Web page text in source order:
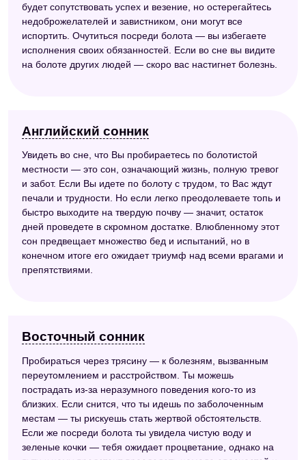
будет сопутствовать успех и везение, но остерегайтесь
недоброжелателей и завистником, они могут все
испортить. Очутиться посреди болота — вы избегаете
исполнения своих обязанностей. Если во сне вы видите
на болоте других людей — скоро вас настигнет болезнь.
Английский сонник
Увидеть во сне, что Вы пробираетесь по болотистой
местности — это сон, означающий жизнь, полную тревог
и забот. Если Вы идете по болоту с трудом, то Вас ждут
печали и трудности. Но если легко преодолеваете топь и
быстро выходите на твердую почву — значит, остаток
дней проведете в скромном достатке. Влюбленному этот
сон предвещает множество бед и испытаний, но в
конечном итоге его ожидает триумф над всеми врагами и
препятствиями.
Восточный сонник
Пробираться через трясину — к болезням, вызванным
переутомлением и расстройством. Ты можешь
пострадать из-за неразумного поведения кого-то из
близких. Если снится, что ты идешь по заболоченным
местам — ты рискуешь стать жертвой обстоятельств.
Если же посреди болота ты увидела чистую воду и
зеленые кочки — тебя ожидает процветание, однако на